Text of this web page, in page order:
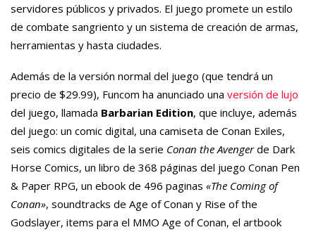
servidores públicos y privados. El juego promete un estilo
de combate sangriento y un sistema de creación de armas,
herramientas y hasta ciudades.
Además de la versión normal del juego (que tendrá un
precio de $29.99), Funcom ha anunciado una versión de lujo
del juego, llamada Barbarian Edition, que incluye, además
del juego: un comic digital, una camiseta de Conan Exiles,
seis comics digitales de la serie Conan the Avengerde Dark
Horse Comics, un libro de 368 páginas del juego Conan Pen
& Paper RPG, un ebook de 496 paginas «The Coming of
Conan», soundtracks de Age of Conan y Rise of the
Godslayer, items para el MMO Age of Conan, el artbook